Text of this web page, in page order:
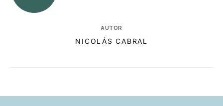
AUTOR
NICOLÁS CABRAL